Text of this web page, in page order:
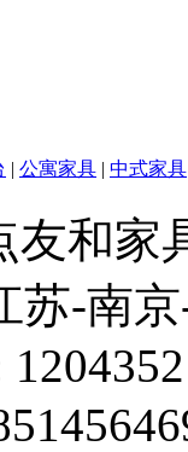
| 公寓家具 | 中式家具
友和家
-南